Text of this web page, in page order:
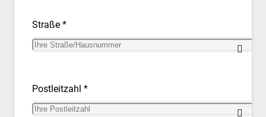
Straße *
Postleitzahl *